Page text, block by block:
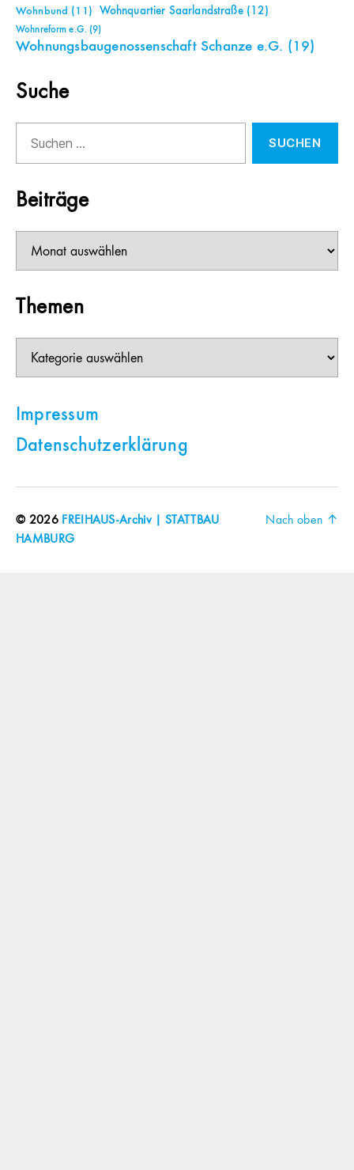
Wohnbund (11) Wohnquartier Saarlandstraße(12)
Wohnreform e.G.(9)
Wohnungsbaugenossenschaft Schanze e.G. (19)
Suche
nach:
Beiträge
Themen
Impressum
Datenschutzerklärung
© 2026 FREIHAUS-Archiv | STATTBAU
HAMBURG
Nach oben ↑